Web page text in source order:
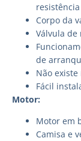
Corpo da
Válvula de
de
Não
Fácil
Motor:
Motor em
Camisa e